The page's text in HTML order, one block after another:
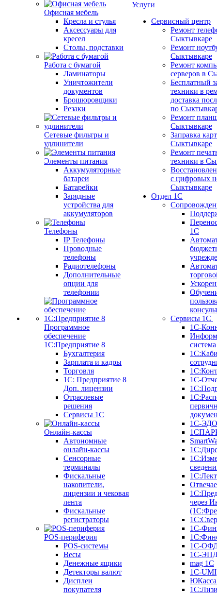
Офисная мебель
Кресла и стулья
Аксессуары для
кресел
Столы, подставки
Работа с бумагой
Ламинаторы
Уничтожители
документов
Брошюровщики
Резаки
Сетевые фильтры и
удлинители
Элементы питания
Аккумуляторные
батареи
Батарейки
Зарядные
устройства для
аккумуляторов
Телефоны
IP Телефоны
Проводные
телефоны
Радиотелефоны
Дополнительные
опции для
телефонии
Программное
обеспечение
1С:Предприятие 8
Бухгалтерия
Зарплата и кадры
Торговля
1C: Предприятие 8
Доп. лицензии
Отраслевые
решения
Сервисы 1С
Онлайн-кассы
Автономные
онлайн-кассы
Сенсорные
терминалы
Фискальные
накопители,
лицензии и чековая
лента
Фискальные
регистраторы
POS-периферия
POS-системы
Весы
Денежные ящики
Детекторы валют
Дисплеи
покупателя
Услуги
Сервисный центр
Ремонт
Сыктывкаре
Ремонт
Сыктывкаре
Ремонт
серверов в
Бесплатный
техники в
доставка
по
Ремонт
Сыктывкаре
Заправка
Сыктывкаре
Ремонт
техники в
с цифровых
Сыктывкаре
Отдел 1С
1С
Сервисы 1С
1С-
1С-
1С-ЭДО
через
1С-
1С-
1С-
mag 1C
1C-UMI